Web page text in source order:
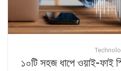
১০টি সহজ ধাপে ওয়াই-ফাই